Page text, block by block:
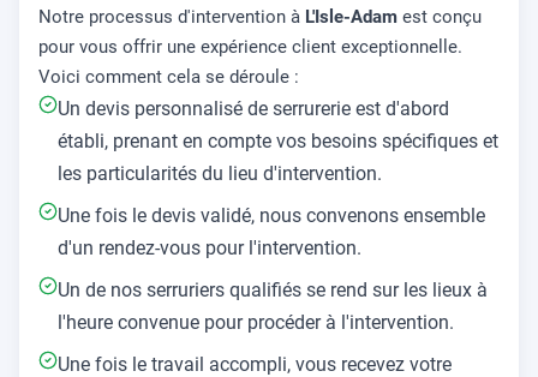
Notre processus d'intervention à L'Isle-Adam est conçu
pour vous offrir une expérience client exceptionnelle.
Voici comment cela se déroule :
Un devis personnalisé de serrurerie est d'abord
établi, prenant en compte vos besoins spécifiques et
les particularités du lieu d'intervention.
Une fois le devis validé, nous convenons ensemble
d'un rendez-vous pour l'intervention.
Un de nos serruriers qualifiés se rend sur les lieux à
l'heure convenue pour procéder à l'intervention.
Une fois le travail accompli, vous recevez votre